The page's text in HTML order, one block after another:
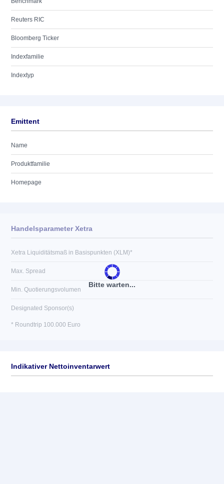
Reuters RIC
Bloomberg Ticker
Indexfamilie
Indextyp
Emittent
Name
Produktfamilie
Homepage
Bitte warten...
Handelsparameter Xetra
Xetra Liquiditätsmaß in Basispunkten (XLM)*
Max. Spread
Min. Quotierungsvolumen
Designated Sponsor(s)
* Roundtrip 100.000 Euro
Indikativer Nettoinventarwert